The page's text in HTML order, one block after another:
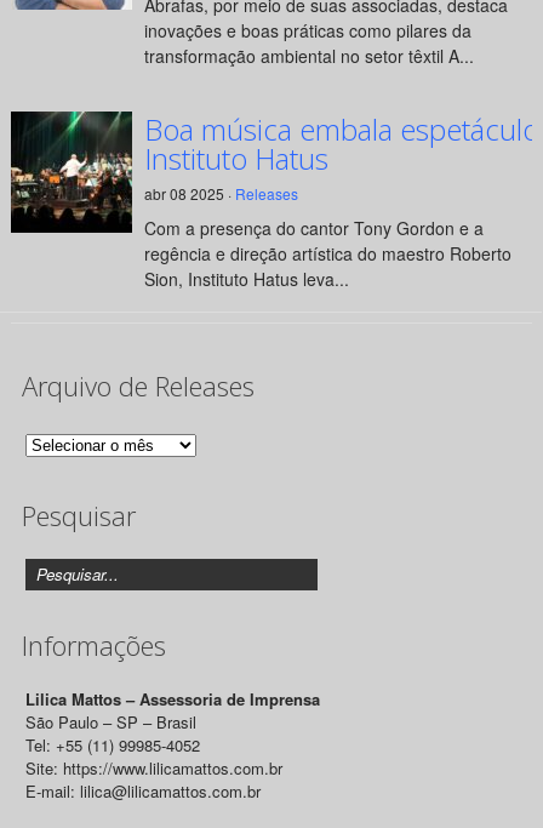
Abrafas, por meio de suas associadas, destaca
inovações e boas práticas como pilares da
transformação ambiental no setor têxtil A...
Boa música embala
Instituto Hatus
abr 08 2025 · Releases
Com a presença do cantor Tony Gordon e a
regência e direção artística do maestro Roberto
Sion, Instituto Hatus leva...
Arquivo de Releases
Arquivo
Releases
Pesquisar
Informações
Lilica Mattos – Assessoria de Imprensa
São Paulo – SP – Brasil
Tel: +55 (11) 99985-4052
Site: https://www.lilicamattos.com.br
E-mail: lilica@lilicamattos.com.br